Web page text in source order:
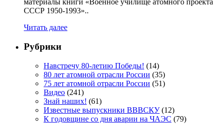
материалы книги «Военное училище атомного проекта
СССР 1950-1993»..
Читать далее
Рубрики
Навстречу 80-летию Победы! (14)
80 лет атомной отрасли России (35)
75 лет атомной отрасли России (51)
Видео (241)
Знай наших! (61)
Известные выпускники ВВВСКУ(12)
К годовщине со дня аварии на ЧАЭС (79)